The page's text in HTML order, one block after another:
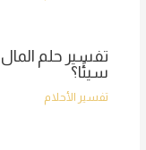
تفسير حلم
سيئًا؟
تفسير الأحلام